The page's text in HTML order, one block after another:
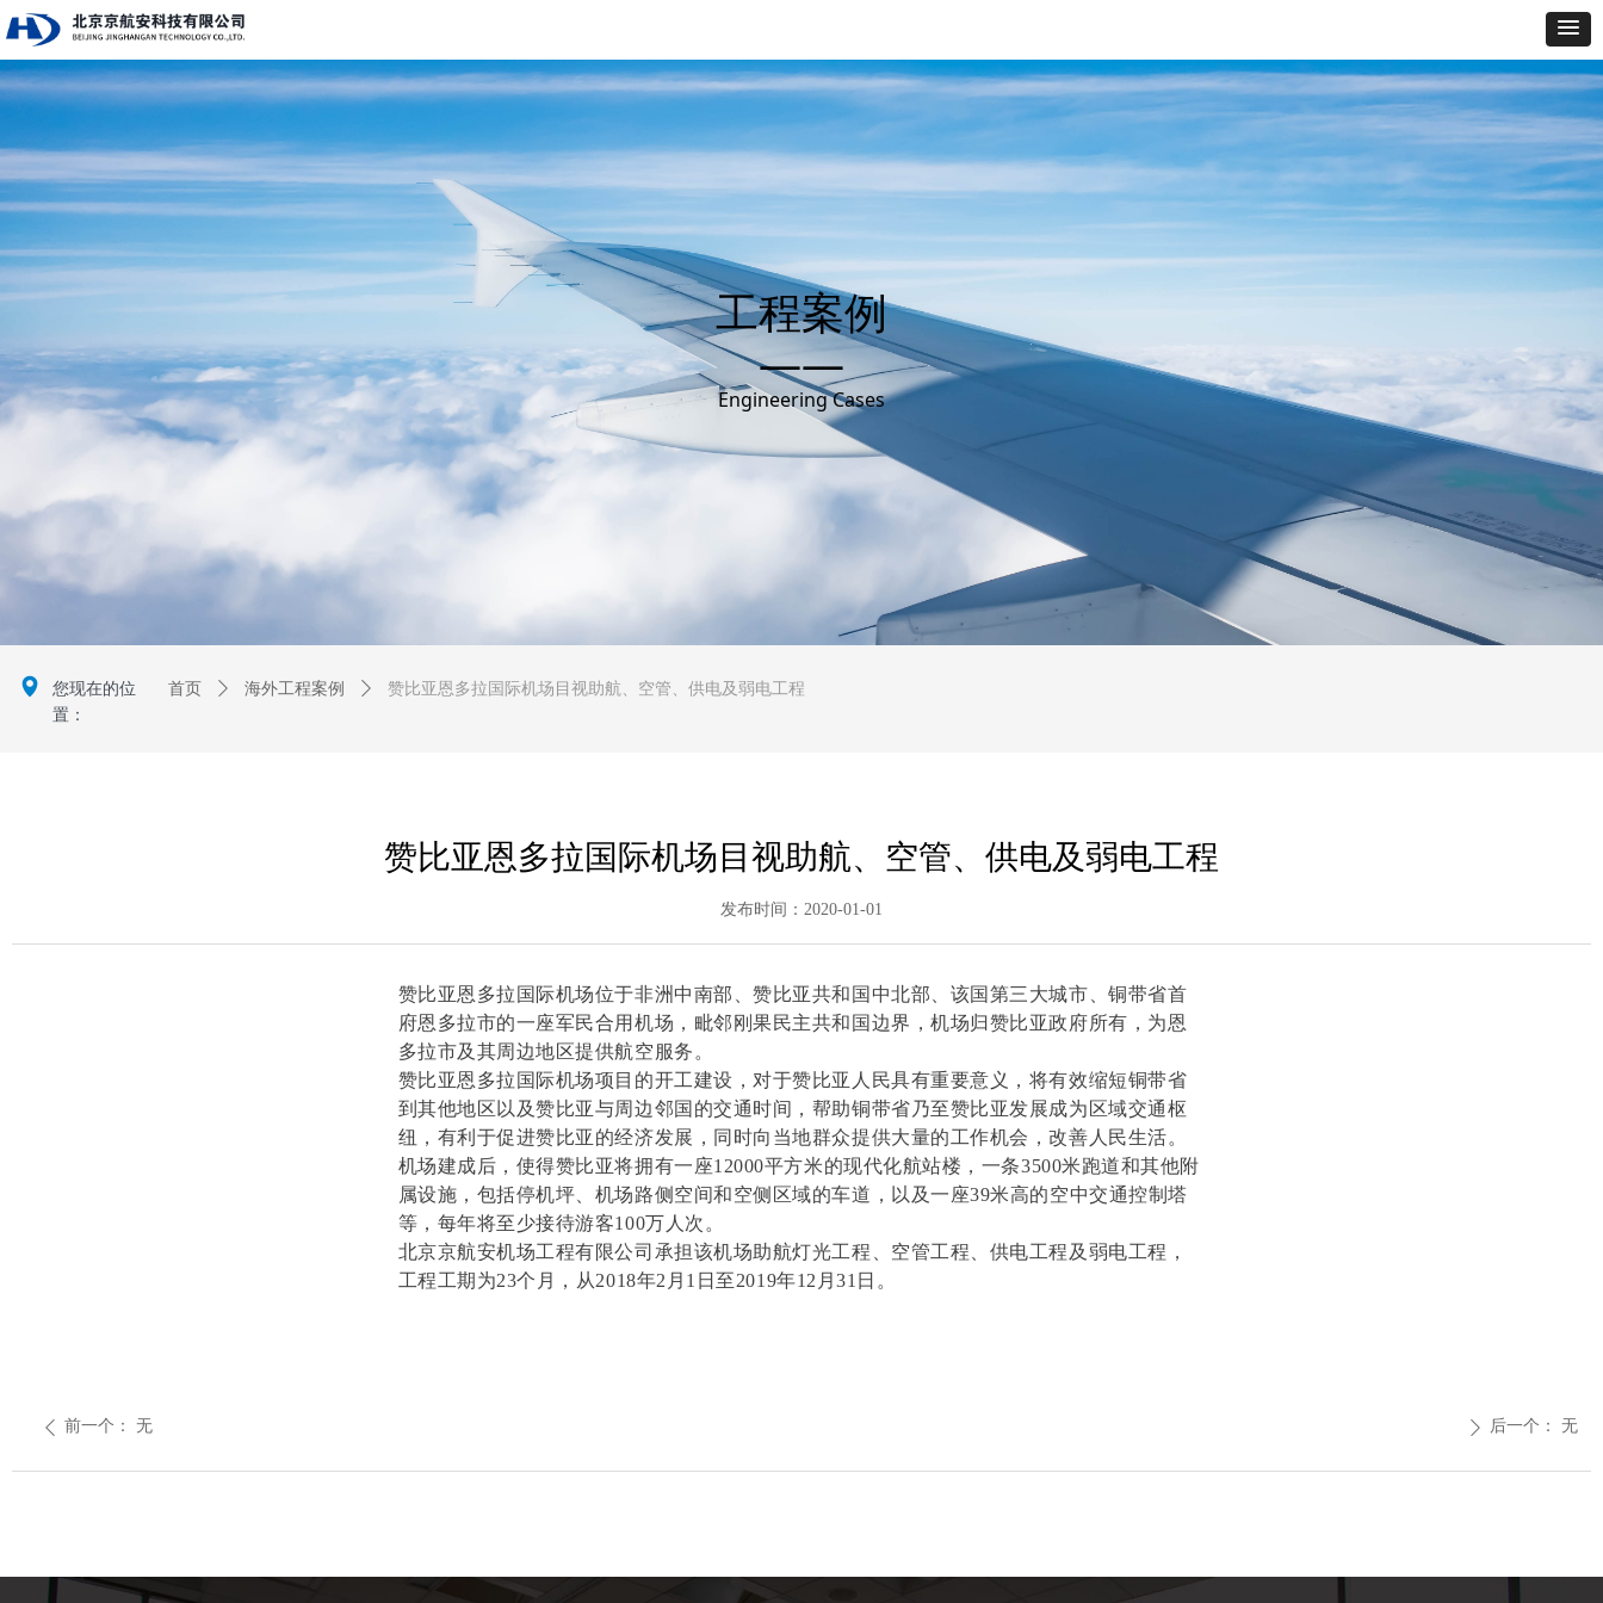
넹
您现在的位
置：
首页 ꄲ 海外工程案例 ꄲ 赞比亚恩多拉国际机场目视助航、空管、供电及弱电工程
赞比亚恩多拉国际机场目视助航、空管、供电及弱电工程
赞比亚恩多拉国际机场位于非洲中南部、赞比亚共和国中北部、该国第三大城市、铜带省首
府恩多拉市的一座军民合用机场，毗邻刚果民主共和国边界，机场归赞比亚政府所有，为恩
多拉市及其周边地区提供航空服务。
赞比亚恩多拉国际机场项目的开工建设，对于赞比亚人民具有重要意义，将有效缩短铜带省
到其他地区以及赞比亚与周边邻国的交通时间，帮助铜带省乃至赞比亚发展成为区域交通枢
纽，有利于促进赞比亚的经济发展，同时向当地群众提供大量的工作机会，改善人民生活。
机场建成后，使得赞比亚将拥有一座12000平方米的现代化航站楼，一条3500米跑道和其他附
属设施，包括停机坪、机场路侧空间和空侧区域的车道，以及一座39米高的空中交通控制塔
等，每年将至少接待游客100万人次。
北京京航安机场工程有限公司承担该机场助航灯光工程、空管工程、供电工程及弱电工程，
工程工期为23个月， 从2018年2月1日至2019年12月31日。
发布时间： 2020-01-01
ꄴ 前一个： 无 ꄲ 后一个： 无
工程案例
——
Engineering Cases